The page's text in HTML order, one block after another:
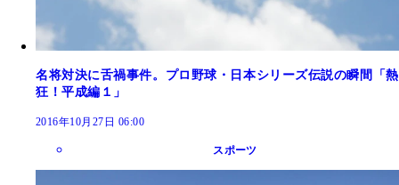
名将対決に舌禍事件。プロ野球・日本シリーズ伝説の瞬間「熱
狂！平成編１」
2016年10月27日 06:00
スポーツ